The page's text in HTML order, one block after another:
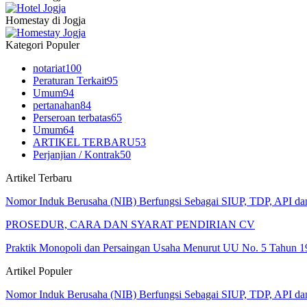
Homestay di Jogja
Kategori Populer
notariat100
Peraturan Terkait95
Umum94
pertanahan84
Perseroan terbatas65
Umum64
ARTIKEL TERBARU53
Perjanjian / Kontrak50
Artikel Terbaru
Nomor Induk Berusaha (NIB) Berfungsi Sebagai SIUP, TDP, API
PROSEDUR, CARA DAN SYARAT PENDIRIAN CV
Praktik Monopoli dan Persaingan Usaha Menurut UU No. 5 Tahun
Artikel Populer
Nomor Induk Berusaha (NIB) Berfungsi Sebagai SIUP, TDP, API